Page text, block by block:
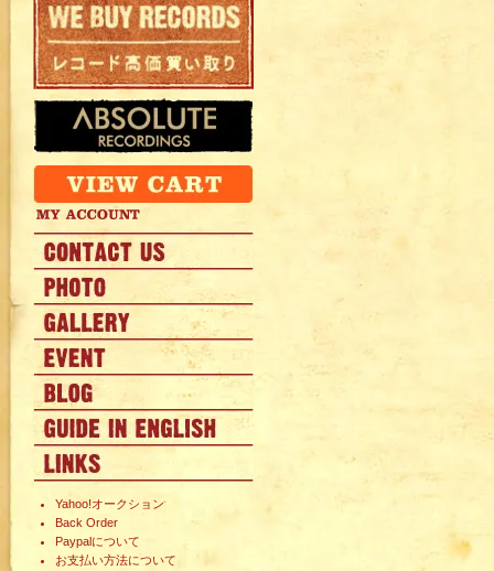
Yahoo!オークション
Back Order
Paypalについて
お支払い方法について